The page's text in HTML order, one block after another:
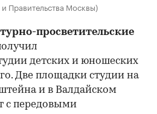
Правительства Москвы)
просветительские
детских и юношеских
Две площадки студии на
и в Валдайском
с передовыми